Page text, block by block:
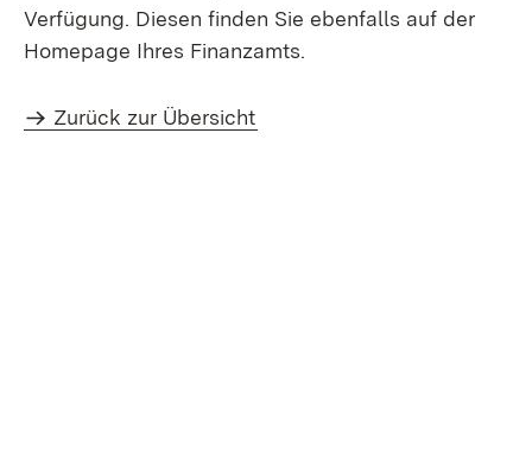
Verfügung. Diesen finden Sie ebenfalls auf der
Homepage Ihres Finanzamts.
Zurück zur Übersicht